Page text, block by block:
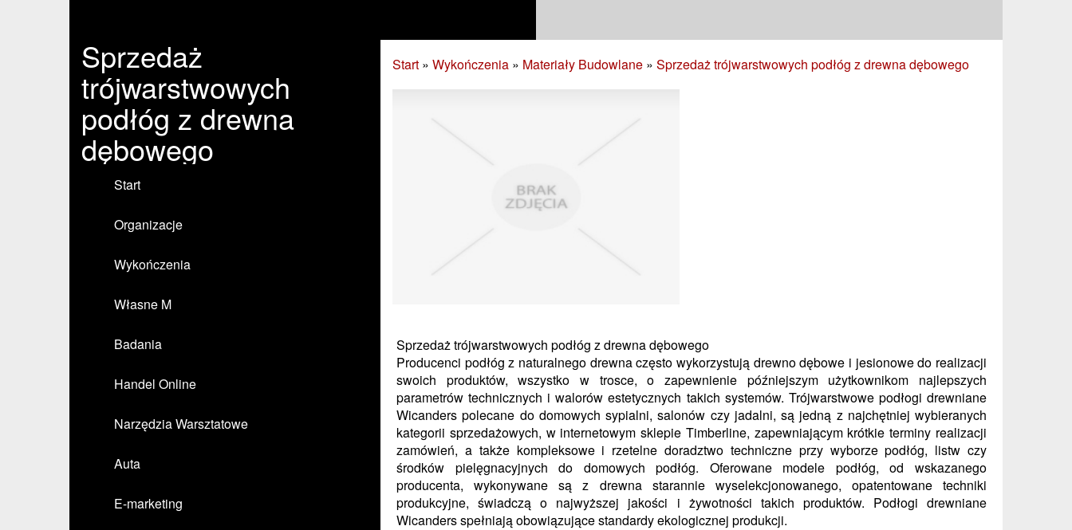
Sprzedaż
trójwarstwowych
podłóg z drewna
dębowego
Start
Organizacje
Wykończenia
Własne M
Badania
Handel Online
Narzędzia Warsztatowe
Auta
E-marketing
Start » Wykończenia » Materiały Budowlane » Sprzedaż trójwarstwowych podłóg z drewna dębowego
Sprzedaż trójwarstwowych podłóg z drewna dębowego
Producenci podłóg z naturalnego drewna często wykorzystują drewno dębowe i jesionowe do realizacji
swoich produktów, wszystko w trosce, o zapewnienie późniejszym użytkownikom najlepszych
parametrów technicznych i walorów estetycznych takich systemów. Trójwarstwowe podłogi drewniane
Wicanders polecane do domowych sypialni, salonów czy jadalni, są jedną z najchętniej wybieranych
kategorii sprzedażowych, w internetowym sklepie Timberline, zapewniającym krótkie terminy realizacji
zamówień, a także kompleksowe i rzetelne doradztwo techniczne przy wyborze podłóg, listw czy
środków pielęgnacyjnych do domowych podłóg. Oferowane modele podłóg, od wskazanego
producenta, wykonywane są z drewna starannie wyselekcjonowanego, opatentowane techniki
produkcyjne, świadczą o najwyższej jakości i żywotności takich produktów. Podłogi drewniane
Wicanders spełniają obowiązujące standardy ekologicznej produkcji.